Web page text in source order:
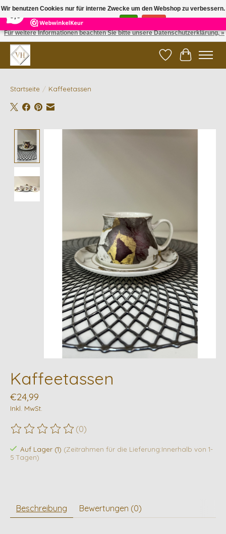
5 Reviews ×
✓ Gratis verzending vanaf €200 | ✓ 14 dagen retourneren
Wunschzettel
Ihr
Startseite / Kaffeetassen
Kaffeetassen
€24,99
Inkl. MwSt.
Die Bewertung dieses Produkts ist
(0)
Auf Lager (1) (Zeitrahmen für die Lieferung:Innerhalb von 1-
5 Tagen)
Beschreibung Bewertungen (0)
Wir benutzen Cookies nur für interne Zwecke um den Webshop zu verbessern.
Ist das in Ordnung?
Für weitere Informationen beachten Sie bitte unsere Datenschutzerklärung. »